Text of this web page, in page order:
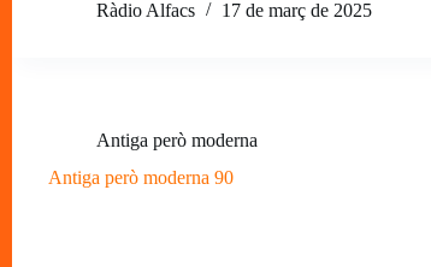
Ràdio Alfacs
17 de març de 2025
Antiga però moderna
Antiga però moderna 90